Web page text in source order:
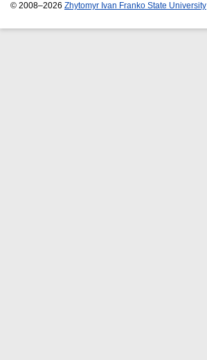
© 2008–2026 Zhytomyr Ivan Franko State University